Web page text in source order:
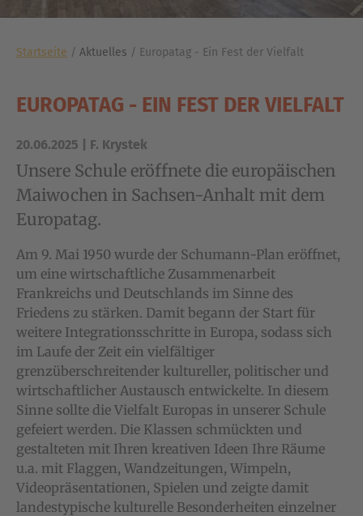
Sie sind hier:
Startseite Aktuelles Europatag - Ein Fest der Vielfalt
EUROPATAG - EIN FEST DER VIELFALT
20.06.2025 | F. Krystek
Unsere Schule eröffnete die europäischen
Maiwochen in Sachsen-Anhalt mit dem
Europatag.
Am 9. Mai 1950 wurde der Schumann-Plan eröffnet,
um eine wirtschaftliche Zusammenarbeit
Frankreichs und Deutschlands im Sinne des
Friedens zu stärken. Damit begann der Start für
weitere Integrationsschritte in Europa, sodass sich
im Laufe der Zeit ein vielfältiger
grenzüberschreitender kultureller, politischer und
wirtschaftlicher Austausch entwickelte. In diesem
Sinne sollte die Vielfalt Europas in unserer Schule
gefeiert werden. Die Klassen schmückten und
gestalteten mit Ihren kreativen Ideen Ihre Räume
u.a. mit Flaggen, Wandzeitungen, Wimpeln,
Videopräsentationen, Spielen und zeigte damit
landestypische kulturelle Besonderheiten einzelner